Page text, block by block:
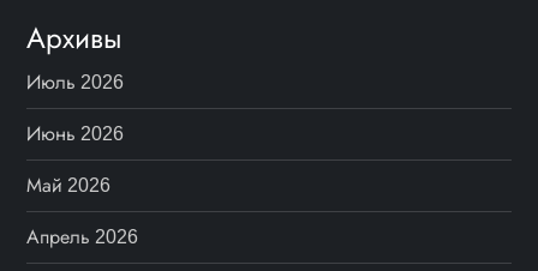
Архивы
Июль 2026
Июнь 2026
Май 2026
Апрель 2026